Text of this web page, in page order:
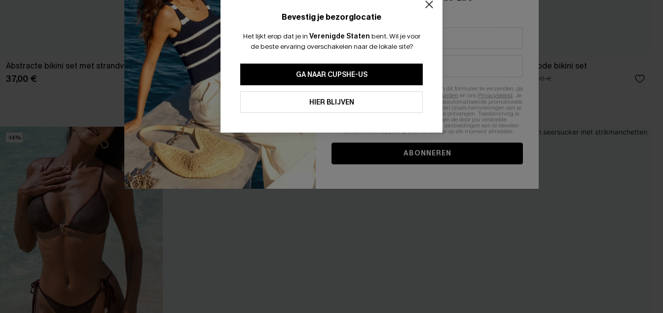
Abstracte bikini set met strandvuur
37,00 €
Aantrekkelijke blauwe bikini set
40,00 €
【AG18】2 met 10% korting
x Lexi Rivera Just Basking zwarte
bikiniset
43,00 €
【AG18】2 met 10% korting
Kersenwijnrode bikini set
46,00 €
-14% -12%
Bevestig je bezorglocatie
Het lijkt erop dat je in Verenigde Staten bent. Wil je voor
de beste ervaring overschakelen naar de lokale site?
GA NAAR CUPSHE-US
HIER BLIJVEN
Door je contactgegevens in te vullen en dit formulier te verzenden, ga
Algemene Voorwaarden en ons Privacybeleid. Je
stemt er tevens mee in om herhaalde geautomatiseerde promotionele
en gepersonaliseerde marketingberichten (zoals herinneringen aan je
winkelwagen) en e-mails van Cupshe te ontvangen. Toestemming is
niet vereist voor een aankoop. We kunnen de door jou verstrekte
informatie gebruiken om producten en aanbiedingen aan te bevelen
die aansluiten bij jouw profiel. Je kunt je op elk moment afmelden.
ABONNEREN